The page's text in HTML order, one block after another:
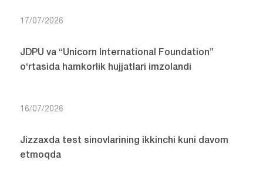
17/07/2026
JDPU va “Unicorn International Foundation”
o‘rtasida hamkorlik hujjatlari imzolandi
16/07/2026
Jizzaxda test sinovlarining ikkinchi kuni davom
etmoqda